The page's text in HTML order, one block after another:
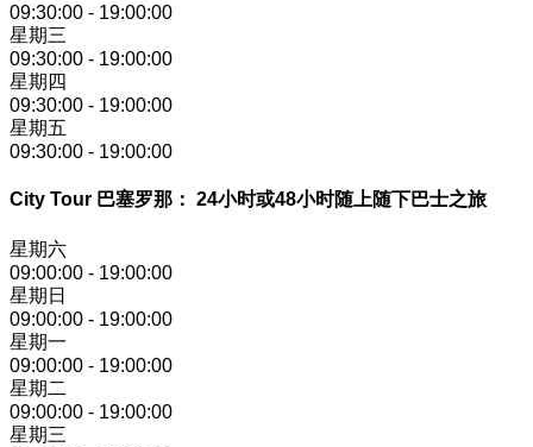
09:30:00 - 19:00:00
星期三
09:30:00 - 19:00:00
星期四
09:30:00 - 19:00:00
星期五
09:30:00 - 19:00:00
City Tour 巴塞罗那： 24小时或48小时随上随下巴士之旅
星期六
09:00:00 - 19:00:00
星期日
09:00:00 - 19:00:00
星期一
09:00:00 - 19:00:00
星期二
09:00:00 - 19:00:00
星期三